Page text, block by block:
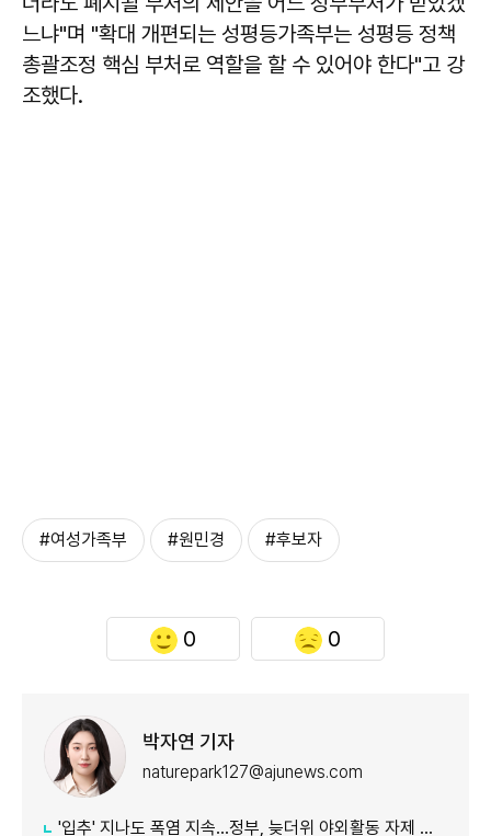
느냐"며 "확대 개편되는 성평등가족부는 성평등 정책
총괄조정 핵심 부처로 역할을 할 수 있어야 한다"고 강
조했다.
#여성가족부 #원민경 #후보자
0 0
박자연 기자
naturepark127@ajunews.com
'입추' 지나도 폭염 지속...정부, 늦더위 야외활동 자제 당부